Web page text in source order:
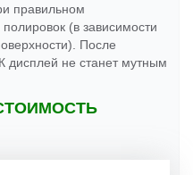
правильном
(в зависимости
После
дисплей не станет мутным